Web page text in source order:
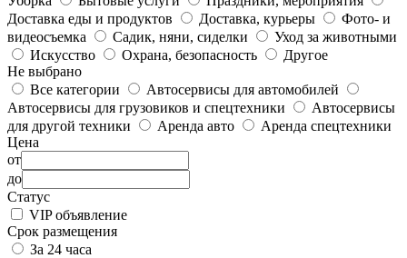
Доставка еды и продуктов
Доставка, курьеры
Фото- и
видеосъемка
Садик, няни, сиделки
Уход за животными
Искусство
Охрана, безопасность
Другое
Не выбрано
Все категории
Автосервисы для автомобилей
Автосервисы для грузовиков и спецтехники
Автосервисы
для другой техники
Аренда авто
Аренда спецтехники
Цена
от
до
Статус
VIP объявление
Срок размещения
За 24 часа